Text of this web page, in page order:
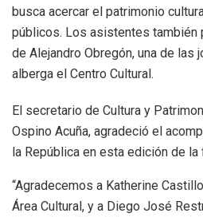
busca acercar el patrimonio
públicos. Los asistentes también
de Alejandro Obregón, una de las
alberga el Centro Cultural.
El secretario de Cultura y
Ospino Acuña, agradeció el
la República en esta edición de la
“Agradecemos a Katherine
Área Cultural, y a Diego José